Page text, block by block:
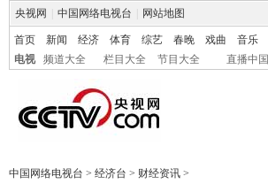
央视网 中国网络电视台 网站地图
首页 新闻 经济 体育 综艺 春晚 戏曲 音乐
电视
频道大全 栏目大全 节目大全 直播中国
中国网络电视台 > 经济台 > 财经资讯 >